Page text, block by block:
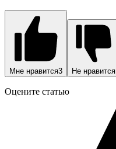
Мне нравится3 Не нравится
Оцените статью